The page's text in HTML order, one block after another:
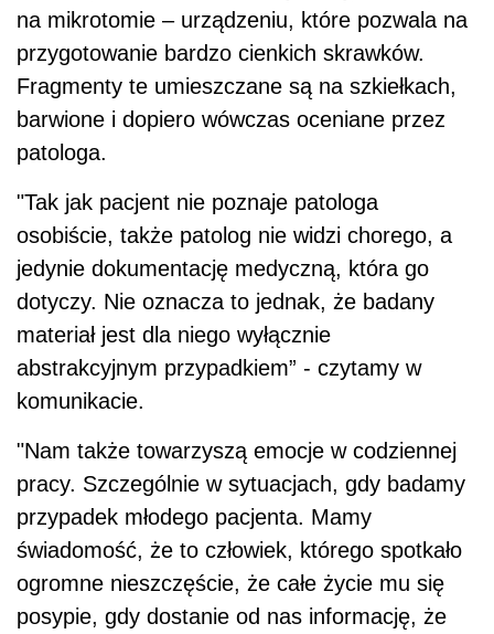
na mikrotomie – urządzeniu, które pozwala na
przygotowanie bardzo cienkich skrawków.
Fragmenty te umieszczane są na szkiełkach,
barwione i dopiero wówczas oceniane przez
patologa.
"Tak jak pacjent nie poznaje patologa
osobiście, także patolog nie widzi chorego, a
jedynie dokumentację medyczną, która go
dotyczy. Nie oznacza to jednak, że badany
materiał jest dla niego wyłącznie
abstrakcyjnym przypadkiem” - czytamy w
komunikacie.
"Nam także towarzyszą emocje w codziennej
pracy. Szczególnie w sytuacjach, gdy badamy
przypadek młodego pacjenta. Mamy
świadomość, że to człowiek, którego spotkało
ogromne nieszczęście, że całe życie mu się
posypie, gdy dostanie od nas informację, że